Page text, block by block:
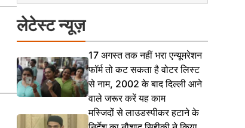
लिखा लेटर; NDA को देंगे समर्थन
लेटेस्ट न्यूज़
17 अगस्त तक नहीं भरा एन्यूमरेशन
फॉर्म तो कट सकता है वोटर लिस्ट
से नाम, 2002 के बाद दिल्ली आने
वाले जरूर करें यह काम
मस्जिदों से लाउडस्पीकर हटाने के